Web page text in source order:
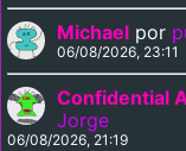
Michael por
06/08/2026, 23:11
Confidential
Jorge
06/08/2026, 21:19